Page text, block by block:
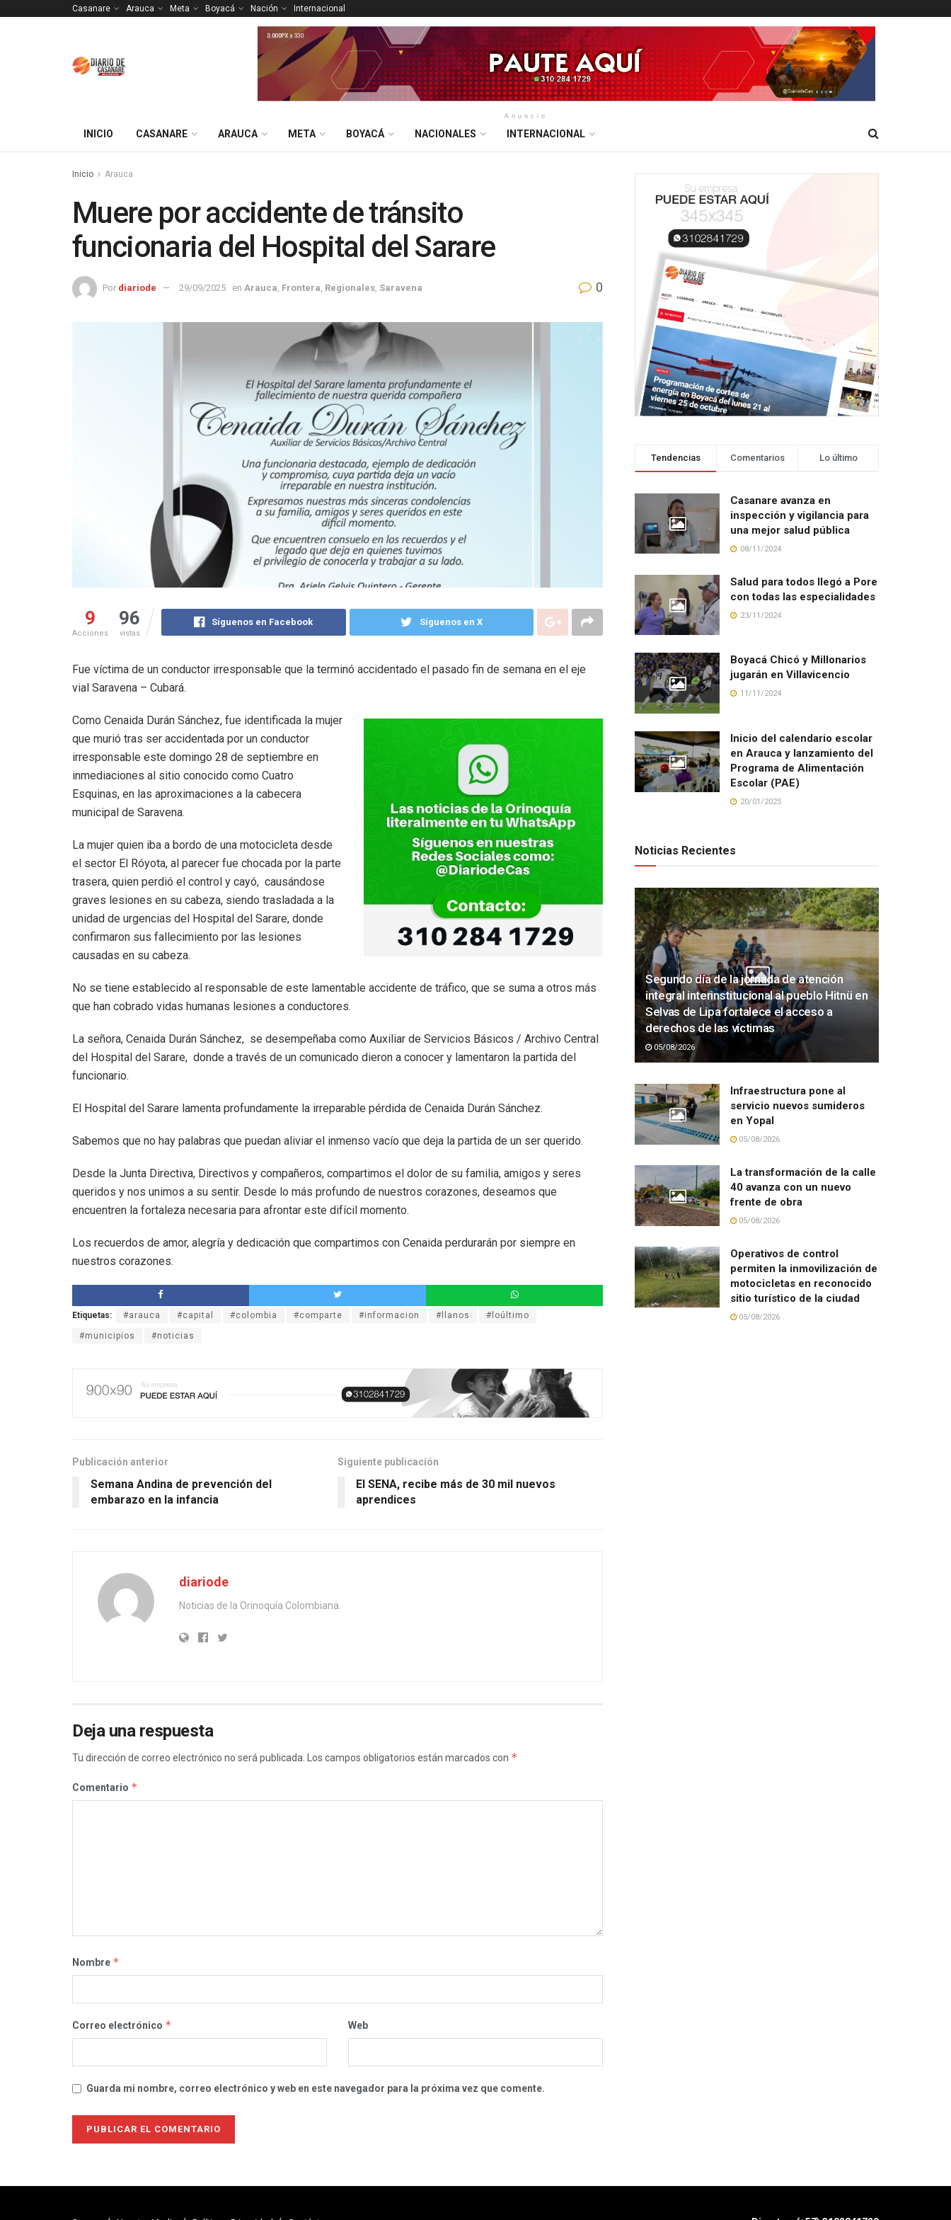
Casanare Arauca Meta Boyacá Nación Internacional
Anuncio
INICIO CASANARE ARAUCA META BOYACÁ NACIONALES INTERNACIONAL
Inicio Arauca
Muere por accidente de tránsito
funcionaria del Hospital del Sarare
Por diariode 29/09/2025 en Arauca Frontera Regionales Saravena 0
9
Acciones
96
vistas
Síguenos en Facebook Síguenos en X
Fue víctima de un conductor irresponsable que la terminó accidentado el pasado fin de semana en el eje
vial Saravena – Cubará.
Como Cenaida Durán Sánchez, fue identificada la mujer
que murió tras ser accidentada por un conductor
irresponsable este domingo 28 de septiembre en
inmediaciones al sitio conocido como Cuatro
Esquinas, en las aproximaciones a la cabecera
municipal de Saravena.
La mujer quien iba a bordo de una motocicleta desde
el sector El Róyota, al parecer fue chocada por la parte
trasera, quien perdió el control y cayó, causándose
graves lesiones en su cabeza, siendo trasladada a la
unidad de urgencias del Hospital del Sarare, donde
confirmaron sus fallecimiento por las lesiones
causadas en su cabeza.
No se tiene establecido al responsable de este lamentable accidente de tráfico, que se suma a otros más
que han cobrado vidas humanas lesiones a conductores.
La señora, Cenaida Durán Sánchez, se desempeñaba como Auxiliar de Servicios Básicos / Archivo Central
del Hospital del Sarare, donde a través de un comunicado dieron a conocer y lamentaron la partida del
funcionario.
El Hospital del Sarare lamenta profundamente la irreparable pérdida de Cenaida Durán Sánchez.
Sabemos que no hay palabras que puedan aliviar el inmenso vacío que deja la partida de un ser querido.
Desde la Junta Directiva, Directivos y compañeros, compartimos el dolor de su familia, amigos y seres
queridos y nos unimos a su sentir. Desde lo más profundo de nuestros corazones, deseamos que
encuentren la fortaleza necesaria para afrontar este difícil momento.
Los recuerdos de amor, alegría y dedicación que compartimos con Cenaida perdurarán por siempre en
nuestros corazones.
Etiquetas: #arauca #capital #colombia #comparte #informacion #llanos #loúltimo
#municipios #noticias
Publicación anterior
Semana Andina de prevención del
embarazo en la infancia
Siguiente publicación
El SENA, recibe más de 30 mil nuevos
aprendices
diariode
Noticias de la Orinoquía Colombiana.
Deja una respuesta
Tu dirección de correo electrónico no será publicada. Los campos obligatorios están marcados con *
Comentario *
Nombre *
Correo electrónico * Web
Guarda mi nombre, correo electrónico y web en este navegador para la próxima vez que comente.
Tendencias Comentarios Lo último
Casanare avanza en
inspección y vigilancia para
una mejor salud pública
08/11/2024
Salud para todos llegó a Pore
con todas las especialidades
23/11/2024
Boyacá Chicó y Millonarios
jugarán en Villavicencio
11/11/2024
Inicio del calendario escolar
en Arauca y lanzamiento del
Programa de Alimentación
Escolar (PAE)
20/01/2025
Noticias Recientes
Segundo día de la jornada de atención
integral interinstitucional al pueblo Hitnü en
Selvas de Lipa fortalece el acceso a
derechos de las víctimas
05/08/2026
Infraestructura pone al
servicio nuevos sumideros
en Yopal
05/08/2026
La transformación de la calle
40 avanza con un nuevo
frente de obra
05/08/2026
Operativos de control
permiten la inmovilización de
motocicletas en reconocido
sitio turístico de la ciudad
05/08/2026